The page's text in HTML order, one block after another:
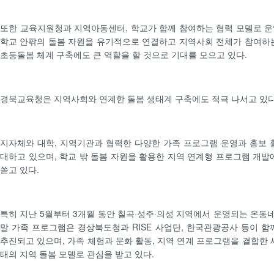
또한 교육지원청과 지역아동센터, 학교가 함께 참여하는 협력 모델로
학교 안팎의 돌봄 자원을 유기적으로 연결하고 지역사회 전체가 참여하
초등돌봄 체계 구축에도 큰 역할을 할 것으로 기대를 모으고 있다.
경북교육청은 지역사회와 연계한 돌봄 생태계 구축에도 적극 나서고 있
지자체와 대학, 지역기관과 협력한 다양한 가족 프로그램 운영과 홍보
대하고 있으며, 학교 밖 돌봄 자원을 활용한 지역 연계형 프로그램 개발
쏟고 있다.
특히 지난 5월부터 3개월 동안 칠곡·성주·의성 지역에서 운영되는 온동
말 가족 프로그램은 경상북도청과 RISE 사업단, 한국관광공사 등이 함
추진되고 있으며, 가족 체험과 문화 활동, 지역 연계 프로그램을 결합한
태의 지역 돌봄 모델로 관심을 받고 있다.